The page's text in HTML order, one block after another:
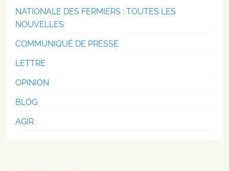
NATIONALE DES FERMIERS : TOUTES LES
NOUVELLES
COMMUNIQUÉ DE PRESSE
LETTRE
OPINION
BLOG
AGIR